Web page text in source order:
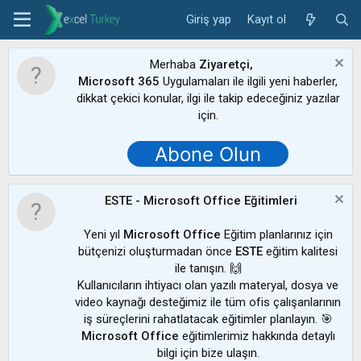
Giriş yap Kayıt ol
Merhaba Ziyaretçi,
Microsoft 365 Uygulamaları ile ilgili yeni haberler,
dikkat çekici konular, ilgi ile takip edeceğiniz yazılar
için.
Abone Olun
ESTE - Microsoft Office Eğitimleri
Yeni yıl Microsoft Office Eğitim planlarınız için
bütçenizi oluşturmadan önce ESTE eğitim kalitesi
ile tanışın. 🙌
Kullanıcıların ihtiyacı olan yazılı materyal, dosya ve
video kaynağı desteğimiz ile tüm ofis çalışanlarının
iş süreçlerini rahatlatacak eğitimler planlayın. 🎯
Microsoft Office eğitimlerimiz hakkında detaylı
bilgi için bize ulaşın.